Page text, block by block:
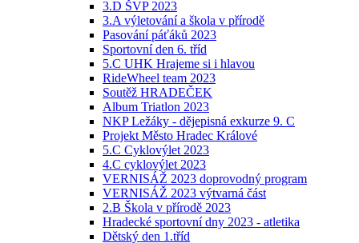
3.D ŠVP 2023
3.A výletování a škola v přírodě
Pasování páťáků 2023
Sportovní den 6. tříd
5.C UHK Hrajeme si i hlavou
RideWheel team 2023
Soutěž HRADEČEK
Album Triatlon 2023
NKP Ležáky - dějepisná exkurze 9. C
Projekt Město Hradec Králové
5.C Cyklovýlet 2023
4.C cyklovýlet 2023
VERNISÁŽ 2023 doprovodný program
VERNISÁŽ 2023 výtvarná část
2.B Škola v přírodě 2023
Hradecké sportovní dny 2023 - atletika
Dětský den 1.tříd